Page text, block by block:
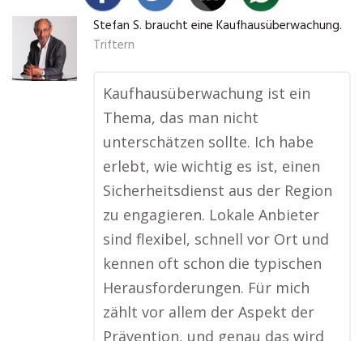
Stefan S. braucht eine Kaufhausüberwachung.
Triftern
Kaufhausüberwachung ist ein
Thema, das man nicht
unterschätzen sollte. Ich habe
erlebt, wie wichtig es ist, einen
Sicherheitsdienst aus der Region
zu engagieren. Lokale Anbieter
sind flexibel, schnell vor Ort und
kennen oft schon die typischen
Herausforderungen. Für mich
zählt vor allem der Aspekt der
Prävention, und genau das wird